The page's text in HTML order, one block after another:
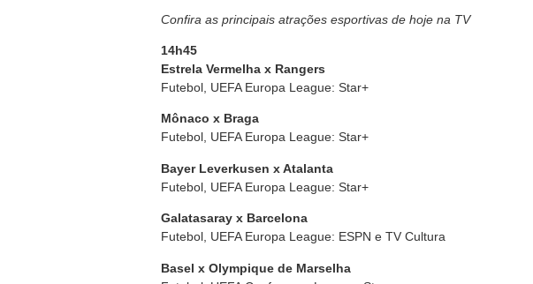
Confira as principais atrações esportivas de hoje na TV
14h45
Estrela Vermelha x Rangers
Futebol, UEFA Europa League: Star+
Mônaco x Braga
Futebol, UEFA Europa League: Star+
Bayer Leverkusen x Atalanta
Futebol, UEFA Europa League: Star+
Galatasaray x Barcelona
Futebol, UEFA Europa League: ESPN e TV Cultura
Basel x Olympique de Marselha